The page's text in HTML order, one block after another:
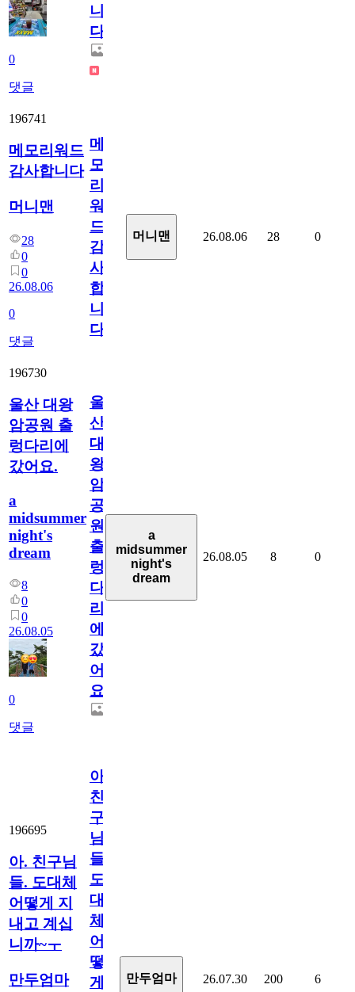
0
댓글
니
다.
196741
메모리워드
감사합니다
머니맨
28
0
0
26.08.06
0
댓글
메
모
리
워
드
감
사
합
니
다
머니맨 26.08.06 28 0
196730
울산 대왕
암공원 출
렁다리에
갔어요.
a
midsummer
night's
dream
8
0
0
26.08.05
0
댓글
울
산
대
왕
암
공
원
출
렁
다
리
에
갔
어
요.
a
midsummer
night's
dream
26.08.05 8 0
196695
아. 친구님
들. 도대체
어떻게 지
내고 계십
니까~ㅜ
만두엄마
아.
친
구
님
들.
도
대
체
어
떻
게
만두엄마 26.07.30 200 6